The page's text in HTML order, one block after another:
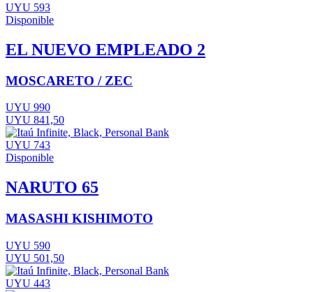
UYU 593
Disponible
EL NUEVO EMPLEADO 2
MOSCARETO / ZEC
UYU 990
UYU 841,50
UYU 743
Disponible
NARUTO 65
MASASHI KISHIMOTO
UYU 590
UYU 501,50
UYU 443